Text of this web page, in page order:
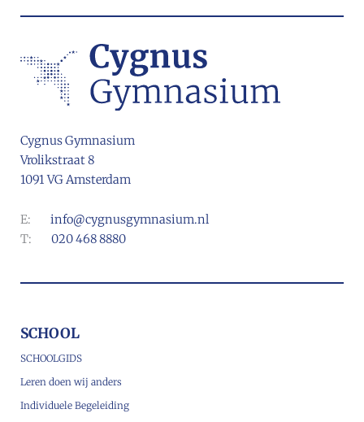
Cygnus Gymnasium
Vrolikstraat 8
1091 VG Amsterdam
E: info@cygnusgymnasium.nl
T: 020 468 8880
SCHOOL
SCHOOLGIDS
Leren doen wij anders
Individuele Begeleiding